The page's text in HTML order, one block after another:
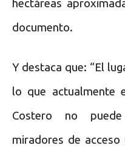
hectáreas
documento.
Y destaca que: “El
lo que actualmente
Costero no
miradores de